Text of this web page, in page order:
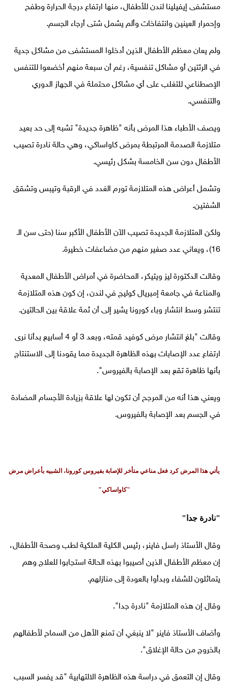
مستشفى إيفيلينا لندن للأطفال، منها ارتفاع درجة الحرارة وطفح
وإحمرار العينين وانتفاخات وألم يشمل شتى أرجاء الجسم.
ولم يعان معظم الأطفال الذين أدخلوا المستشفى من مشاكل جدية
في الرئتين أو مشاكل تنفسية، رغم أن سبعة منهم أخضعوا للتنفس
الإصطناعي للتغلب على أي مشاكل محتملة في الجهاز الدوري
والتنفسي.
ويصف الأطباء هذا المرض بأنه "ظاهرة جديدة" تشبه إلى حد بعيد
متلازمة الصدمة المرتبطة بمرض كاواساكي، وهي حالة نادرة تصيب
الأطفال دون سن الخامسة بشكل رئيسي.
وتشمل أعراض هذه المتلازمة تورم الغدد في الرقبة وتيبس وتشقق
الشفتين.
ولكن المتلازمة الجديدة تصيب الآن الأطفال الأكبر سنا (حتى سن الـ
16)، ويعاني عدد صغير منهم من مضاعفات خطيرة.
وقالت الدكتورة ليز ويتيكر، المحاضرة في أمراض الأطفال المعدية
والمناعة في جامعة إمبريال كوليج في لندن، إن كون هذه المتلازمة
تنتشر وسط انتشار وباء كورونا يشير إلى أن ثمة علاقة بين الحالتين.
وقالت "بلغ انتشار مرض كوفيد قمته، وبعد 3 أو 4 أسابيع بدأنا نرى
ارتفاع عدد الإصابات بهذه الظاهرة الجديدة مما يقودنا إلى الاستنتاج
بأنها ظاهرة تقع بعد الإصابة بالفيروس".
ويعني هذا أنه من المرجح أن تكون لها علاقة بزيادة الأجسام المضادة
في الجسم بعد الإصابة بالفيروس.
يأتي هذا المرض كرد فعل مناعي متأخر للإصابة بفيروس كورونا، الشبيه بأعراض مرض
"كاواساكي"
"نادرة جدا"
وقال الأستاذ راسل فاينر، رئيس الكلية الملكية لطب وصحة الأطفال،
إن معظم الأطفال الذين أصيبوا بهذه الحالة استجابوا للعلاج وهم
يتماثلون للشفاء وبدأوا بالعودة إلى منازلهم.
وقال إن هذه المتلازمة "نادرة جدا".
وأضاف الأستاذ فاينر "لا ينبغي أن تمنع الأهل من السماح لأطفالهم
بالخروج من حالة الإغلاق".
وقال إن التعمق في دراسة هذه الظاهرة الالتهابية "قد يفسر السبب